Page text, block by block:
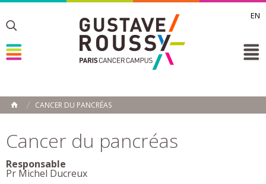
EN
Toggle
Toggle
ACCUEIL
CANCER DU PANCRÉAS
Cancer du pancréas
Responsable
Pr Michel Ducreux